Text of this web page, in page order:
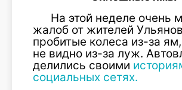
На этой неделе очень
жалоб от жителей
пробитые колеса из-за
не видно из-за луж.
делились своими
социальных сетях.